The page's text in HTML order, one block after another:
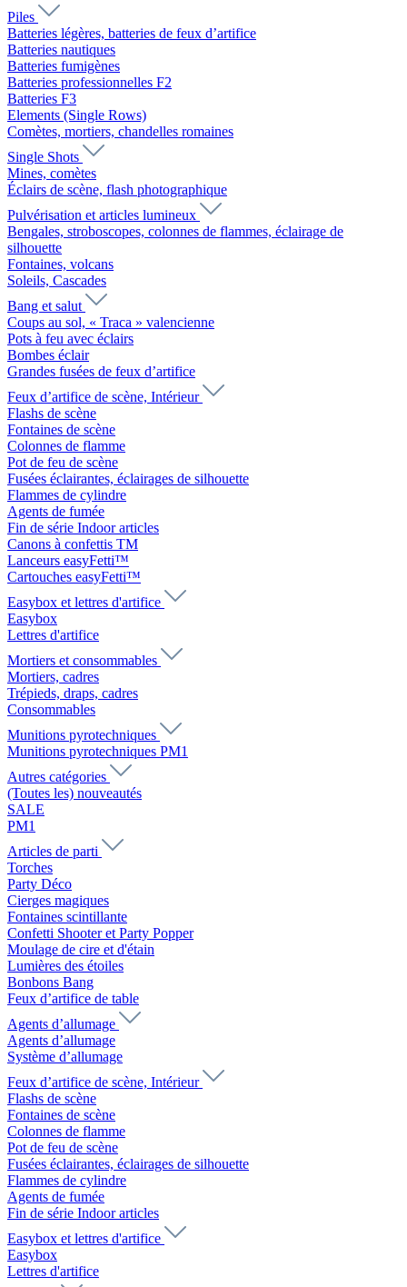
Piles
Batteries légères, batteries de feux d’artifice
Batteries nautiques
Batteries fumigènes
Batteries professionnelles F2
Batteries F3
Elements (Single Rows)
Comètes, mortiers, chandelles romaines
Single Shots
Mines, comètes
Éclairs de scène, flash photographique
Pulvérisation et articles lumineux
Bengales, stroboscopes, colonnes de flammes, éclairage de
silhouette
Fontaines, volcans
Soleils, Cascades
Bang et salut
Coups au sol, « Traca » valencienne
Pots à feu avec éclairs
Bombes éclair
Grandes fusées de feux d’artifice
Feux d’artifice de scène, Intérieur
Flashs de scène
Fontaines de scène
Colonnes de flamme
Pot de feu de scène
Fusées éclairantes, éclairages de silhouette
Flammes de cylindre
Agents de fumée
Fin de série Indoor articles
Canons à confettis TM
Lanceurs easyFetti™
Cartouches easyFetti™
Easybox et lettres d'artifice
Easybox
Lettres d'artifice
Mortiers et consommables
Mortiers, cadres
Trépieds, draps, cadres
Consommables
Munitions pyrotechniques
Munitions pyrotechniques PM1
Autres catégories
(Toutes les) nouveautés
SALE
PM1
Articles de parti
Torches
Party Déco
Cierges magiques
Fontaines scintillante
Confetti Shooter et Party Popper
Moulage de cire et d'étain
Lumières des étoiles
Bonbons Bang
Feux d’artifice de table
Agents d’allumage
Agents d’allumage
Système d’allumage
Feux d’artifice de scène, Intérieur
Flashs de scène
Fontaines de scène
Colonnes de flamme
Pot de feu de scène
Fusées éclairantes, éclairages de silhouette
Flammes de cylindre
Agents de fumée
Fin de série Indoor articles
Easybox et lettres d'artifice
Easybox
Lettres d'artifice